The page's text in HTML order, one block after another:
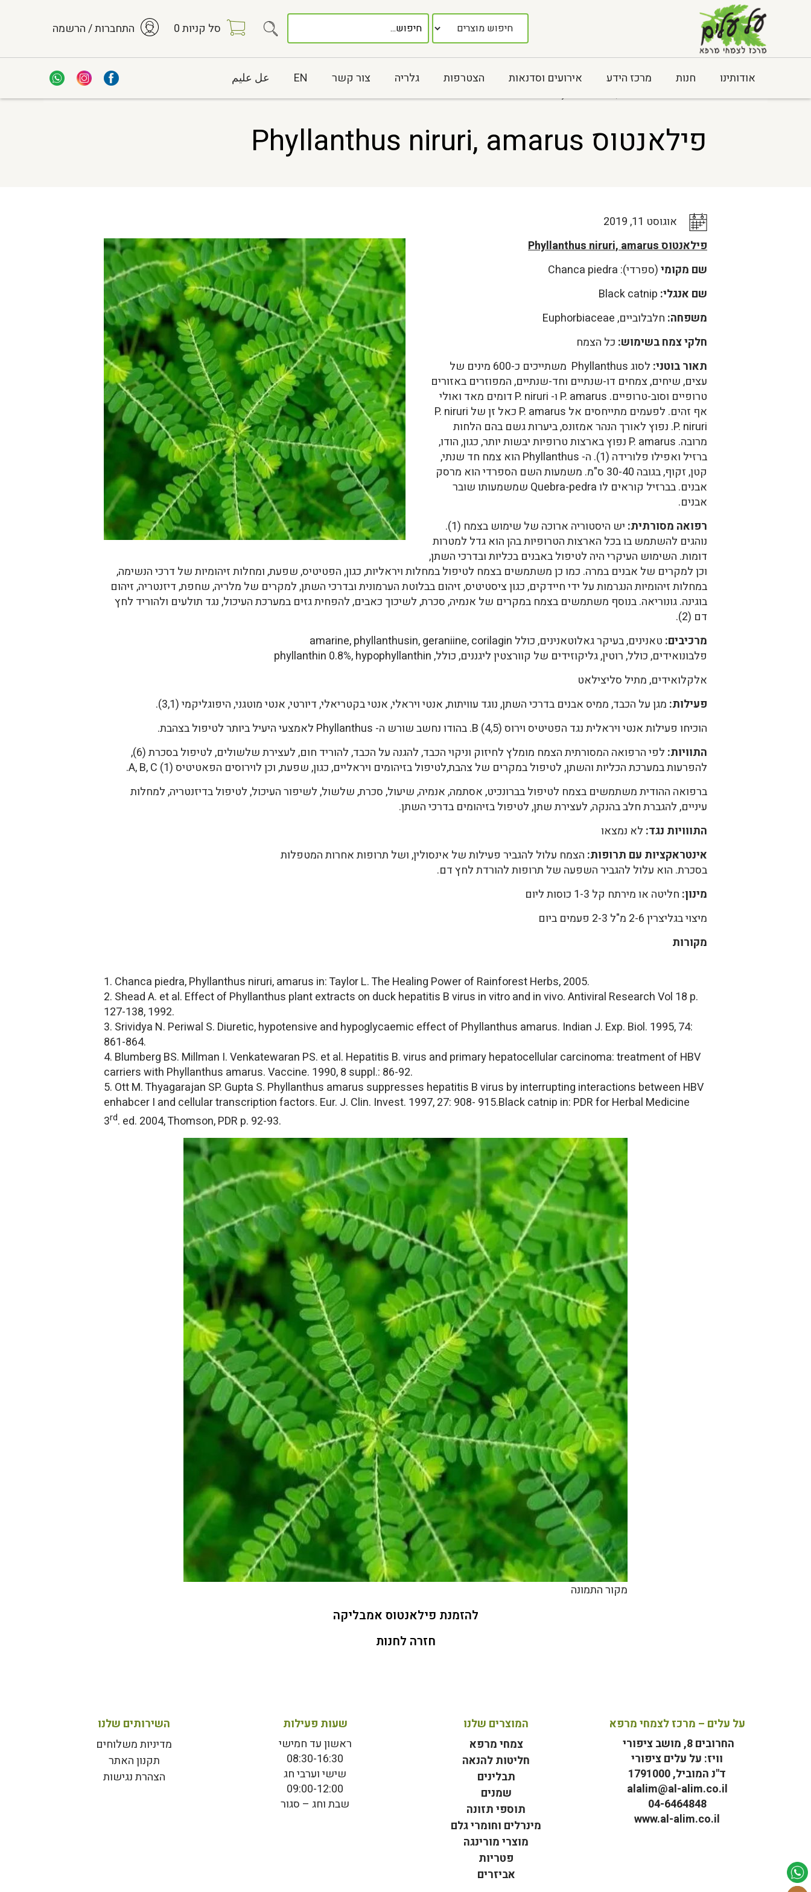
סל קניות0 התחברות / הרשמה
אודותינו חנות מרכז הידע אירועים וסדנאות הצטרפות גלריה צור קשר EN عل عليم
פילאנטוס Phyllanthus niruri, amarus
אוגוסט 11, 2019
פילאנטוס Phyllanthus niruri, amarus
שם מקומי(ספרדי): Chanca piedra
שם אנגלי:
משפחה: חלבלוביים, Euphorbiaceae
חלקי צמח בשימוש: כל הצמח
תאור בוטני:
לסוג Phyllanthus משתייכים כ-600 מינים של
עצים, שיחים, צמחים דו-שנתיים וחד-שנתיים, המפוזרים באזורים
טרופיים וסוב-טרופיים. P. amarus ו- P. niruri דומים מאד ואולי
אף זהים. לפעמים מתייחסים אל P. amarus כאל זן של P. niruri
.P. niruri נפוץ לאורך הנהר אמזונס, ביערות גשם בהם הלחות
מרובה. P. amarus נפוץ בארצות טרופיות יבשות יותר, כגון, הודו,
ברזיל ואפילו פלורידה (1). ה- Phyllanthus הוא צמח חד שנתי,
קטן, זקוף, בגובה 30-40 ס"מ. משמעות השם הספרדי הוא מרסק
אבנים. בברזיל קוראים לו Quebra-pedra שמשמעותו שובר
אבנים.
רפואה מסורתית:
יש היסטוריה ארוכה של שימוש בצמח (1).
נוהגים להשתמש בו בכל הארצות הטרופיות בהן הוא גדל למטרות
דומות. השימוש העיקרי היה לטיפול באבנים בכליות ובדרכי השתן,
וכן למקרים של אבנים במרה. כמו כן משתמשים בצמח לטיפול במחלות ויראליות, כגון, הפטיטיס, שפעת, ומחלות זיהומיות של דרכי הנשימה,
במחלות זיהומיות הנגרמות על ידי חיידקים, כגון ציסטיטיס, זיהום בבלוטת הערמונית ובדרכי השתן, למקרים של מלריה, שחפת, דיזנטריה, זיהום
בוגינה. גונוריאה. בנוסף משתמשים בצמח במקרים של אנמיה, סכרת, לשיכוך כאבים, להפחית גזים במערכת העיכול, נגד תולעים ולהוריד לחץ
דם (2).
מרכיבים: טאנינים, בעיקר גאלוטאנינים, כולל amarine, phyllanthusin, geraniine, corilagin
פלבונואידים, כולל, רוטין, גליקוזידים של קוורצטין ליגננים, כולל, phyllanthin 0.8%, hypophyllanthin
אלקלואידים, מתיל סליצילאט
פעילות: מגן על הכבד, ממיס אבנים בדרכי השתן, נוגד עוויתות, אנטי ויראלי, אנטי בקטריאלי, דיורטי, אנטי מוטגני, היפוגליקמי (3,1).
הוכיחו פעילות אנטי ויראלית נגד הפטיטיס וירוס B (4,5). בהודו נחשב שורש ה- Phyllanthus לאמצעי היעיל ביותר לטיפול בצהבת.
התוויות:
לפי הרפואה המסורתית הצמח מומלץ לחיזוק וניקוי הכבד, להגנה על הכבד, להוריד חום, לעצירת שלשולים, לטיפול בסכרת (6),
להפרעות במערכת הכליות והשתן, לטיפול במקרים של צהבת,לטיפול בזיהומים ויראליים, כגון, שפעת, וכן לוירוסים הפאטיטיס A, B, C (1).
ברפואה ההודית משתמשים בצמח לטיפול בברונכיט, אסתמה, אנמיה, שיעול, סכרת, שלשול, לשיפור העיכול, לטיפול בדיזנטריה, למחלות
עיניים, להגברת חלב בהנקה, לעצירת שתן, לטיפול בזיהומים בדרכי השתן.
התווויות נגד: לא נמצאו
אינטראקציות עם תרופות: הצמח עלול להגביר פעילות של אינסולין, ושל תרופות אחרות המטפלות
בסכרת. הוא עלול להגביר השפעה של תרופות להורדת לחץ דם.
מינון: חליטה או מירתח קל 1-3 כוסות ליום
מיצוי בגליצרין 2-6 מ"ל 2-3 פעמים ביום
מקורות
1. Chanca piedra, Phyllanthus niruri, amarus in: Taylor L. The Healing Power of Rainforest Herbs, 2005.
2. Shead A. et al. Effect of Phyllanthus plant extracts on duck hepatitis B virus in vitro and in vivo. Antiviral Research Vol 18 p.
127-138, 1992.
3. Srividya N. Periwal S. Diuretic, hypotensive and hypoglycaemic effect of Phyllanthus amarus. Indian J. Exp. Biol. 1995, 74:
861-864.
4. Blumberg BS. Millman I. Venkatewaran PS. et al. Hepatitis B. virus and primary hepatocellular carcinoma: treatment of HBV
carriers with Phyllanthus amarus. Vaccine. 1990, 8 suppl.: 86-92.
5. Ott M. Thyagarajan SP. Gupta S. Phyllanthus amarus suppresses hepatitis B virus by interrupting interactions between HBV
enhabcer I and cellular transcription factors. Eur. J. Clin. Invest. 1997, 27: 908- 915.Black catnip in: PDR for Herbal Medicine
3rd. ed. 2004, Thomson, PDR p. 92-93.
מקור התמונה
להזמנת פילאנטוס אמבליקה
חזרה לחנות
על עלים – מרכז לצמחי מרפא
החרובים 8, מושב ציפורי
וויז: על עלים ציפורי
ד"נ המוביל, 1791000
alalim@al-alim.co.il
04-6464848
www.al-alim.co.il
המוצרים שלנו
צמחי מרפא
חליטות להנאה
תבלינים
שמנים
תוספי תזונה
מינרלים וחומרי גלם
מוצרי מורינגה
פטריות
אביזרים
שעות פעילות
ראשון עד חמישי
08:30-16:30
שישי וערבי חג
09:00-12:00
שבת וחג – סגור
השירותים שלנו
מדיניות משלוחים
תקנון האתר
הצהרת נגישות